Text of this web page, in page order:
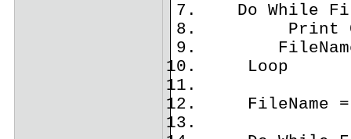
Do While
Print
Loop
FileName =